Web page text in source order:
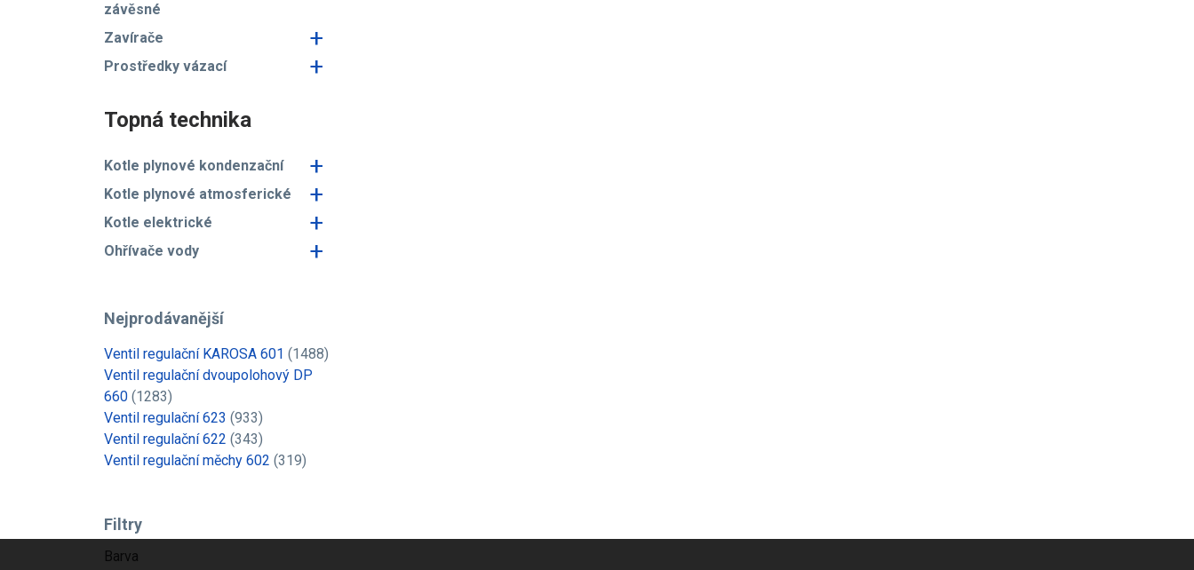
závěsné
Zavírače +
Prostředky vázací +
Topná technika
Kotle plynové kondenzační +
Kotle plynové atmosferické +
Kotle elektrické +
Ohřívače vody +
Nejprodávanější
Ventil regulační KAROSA 601 (1488)
Ventil regulační dvoupolohový DP
660 (1283)
Ventil regulační 623 (933)
Ventil regulační 622 (343)
Ventil regulační měchy 602 (319)
Filtry
Barva